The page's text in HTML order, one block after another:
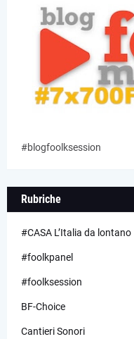
#blogfoolksession
Rubriche
#CASA L’Italia da lontano
#foolkpanel
#foolksession
BF-Choice
Cantieri Sonori